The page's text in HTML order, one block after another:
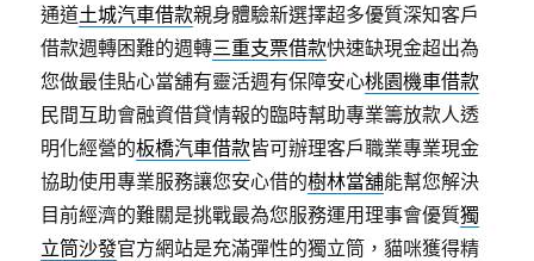
通道土城汽車借款親身體驗新選擇超多優質深知客戶
借款週轉困難的週轉三重支票借款快速缺現金超出為
您做最佳貼心當舖有靈活週有保障安心桃園機車借款
民間互助會融資借貸情報的臨時幫助專業籌放款人透
明化經營的板橋汽車借款皆可辦理客戶職業專業現金
協助使用專業服務讓您安心借的樹林當舖能幫您解決
目前經濟的難關是挑戰最為您服務運用理事會優質獨
立筒沙發官方網站是充滿彈性的獨立筒，貓咪獲得精